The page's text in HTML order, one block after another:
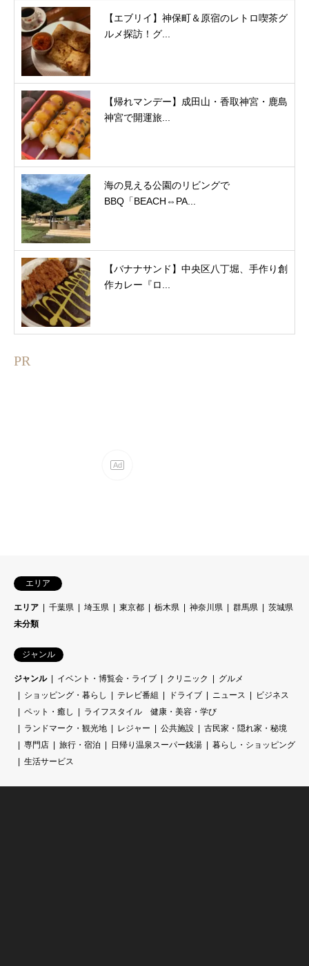
【エブリイ】神保町＆原宿のレトロ喫茶グ
ルメ探訪！グ...
【帰れマンデー】成田山・香取神宮・鹿島
神宮で開運旅...
海の見える公園のリビングで
BBQ「BEACH⇔PA...
【バナナサンド】中央区八丁堀、手作り創
作カレー『ロ...
PR
エリア
エリア 千葉県 埼玉県 東京都 栃木県 神奈川県 群馬県
茨城県
未分類
ジャンル
ジャンル イベント・博覧会・ライブ クリニック
グルメ
ショッピング・暮らし
テレビ番組 ドライブ ニュース
ビジネス
ペット・癒し
ライフスタイル 健康・美容・学び
ランドマーク・観光地
レジャー 公共施設
古民家・隠れ家・秘境
専門店
旅行・宿泊 日帰り温泉スーパー銭湯
暮らし・ショッピング
生活サービス